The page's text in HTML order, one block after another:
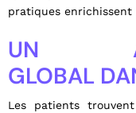
pratiques enrichissent
UN
GLOBAL
Les patients